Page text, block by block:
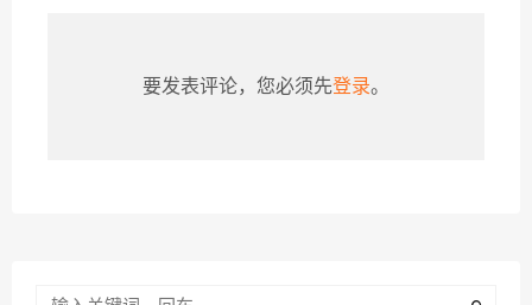
要发表评论，您必须先登录。